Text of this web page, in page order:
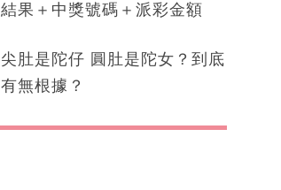
結果＋中獎號碼＋派彩金額
尖肚是陀仔 圓肚是陀女？到底
有無根據？